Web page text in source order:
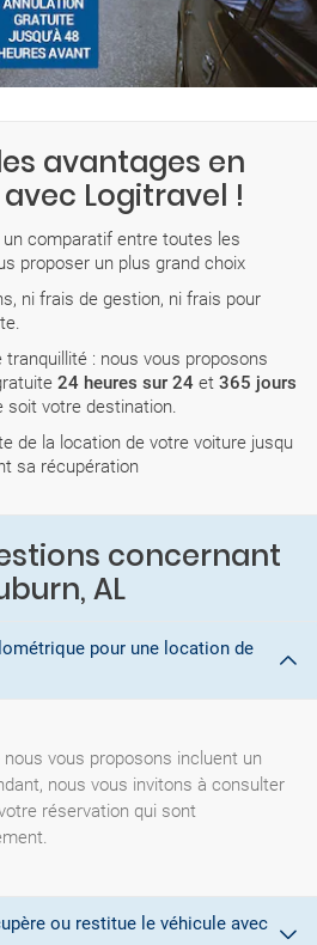
avantages en
Logitravel !
comparatif entre toutes les
proposer un plus grand choix
ni frais de gestion, ni frais pour
tranquillité : nous vous proposons
24 heures sur 24 et 365 jours
soit votre destination.
de la location de votre voiture jusqu
sa récupération
concernant
AL
pour une location de
vous proposons incluent un
nous vous invitons à consulter
réservation qui sont
ou restitue le véhicule avec